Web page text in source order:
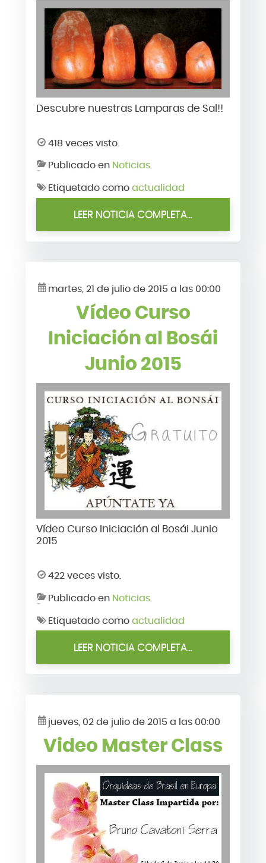
Descubre nuestras Lamparas de Sal!!
418 veces visto.
Publicado en Noticias.
Etiquetado como actualidad
LEER NOTICIA COMPLETA...
martes, 21 de julio de 2015 a las 00:00
Vídeo Curso
Iniciación al Bosái
Junio 2015
Vídeo Curso Iniciación al Bosái Junio
2015
422 veces visto.
Publicado en Noticias.
Etiquetado como actualidad
LEER NOTICIA COMPLETA...
jueves, 02 de julio de 2015 a las 00:00
Video Master Class